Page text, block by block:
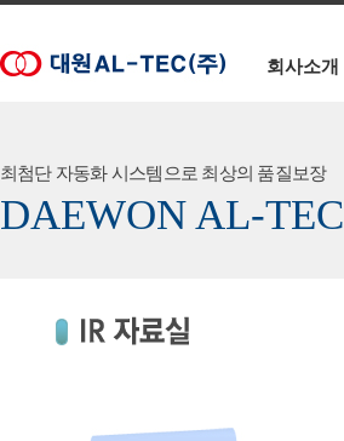
회사소개
최첨단 자동화 시스템으로 최상의 품질보장
DAEWON AL-TEC